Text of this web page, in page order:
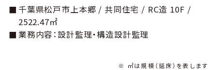
千葉県松⼾市上本郷 / 共同住宅 / RC造 10F /
2522.47㎡
業務内容：設計監理・構造設計監理
※ ㎡は規模（延床）を表します